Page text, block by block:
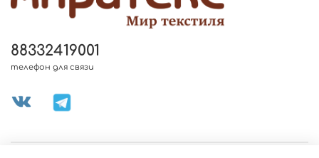
88332419001
телефон для связи